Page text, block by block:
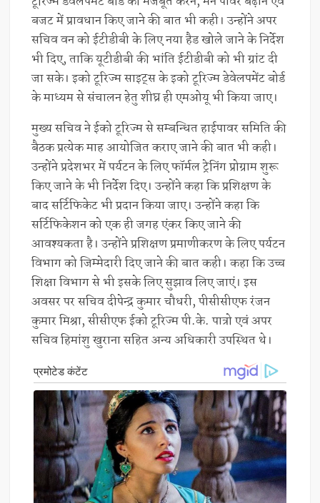
बजट में प्रावधान किए जाने की बात भी कही। उन्होंने अपर
सचिव वन को ईटीडीबी के लिए नया हैड खोले जाने के निर्देश
भी दिए, ताकि यूटीडीबी की भांति ईटीडीबी को भी ग्रांट दी
जा सके। इको टूरिज्म साइट्स के इको टूरिज्म डेवेलपमेंट बोर्ड
के माध्यम से संचालन हेतु शीघ्र ही एमओयू भी किया जाए।
मुख्य सचिव ने ईको टूरिज्म से सम्बन्धित हाईपावर समिति की
बैठक प्रत्येक माह आयोजित कराए जाने की बात भी कही।
उन्होंने प्रदेशभर में पर्यटन के लिए फॉर्मल ट्रेनिंग प्रोग्राम शुरू
किए जाने के भी निर्देश दिए। उन्होंने कहा कि प्रशिक्षण के
बाद सर्टिफिकेट भी प्रदान किया जाए। उन्होंने कहा कि
सर्टिफिकेशन को एक ही जगह एंकर किए जाने की
आवश्यकता है। उन्होंने प्रशिक्षण प्रमाणीकरण के लिए पर्यटन
विभाग को जिम्मेदारी दिए जाने की बात कही। कहा कि उच्च
शिक्षा विभाग से भी इसके लिए सुझाव लिए जाएं। इस
अवसर पर सचिव दीपेन्द्र कुमार चौधरी, पीसीसीएफ रंजन
कुमार मिश्रा, सीसीएफ ईको टूरिज्म पी.के. पात्रो एवं अपर
सचिव हिमांशु खुराना सहित अन्य अधिकारी उपस्थित थे।